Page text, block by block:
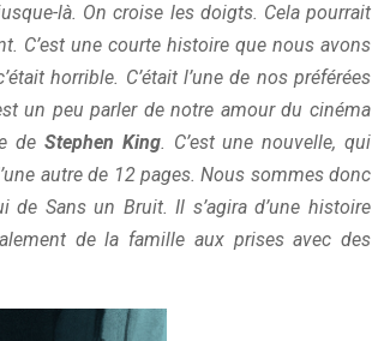
là. On croise les doigts. Cela pourrait
C’est une courte histoire que nous avons
horrible. C’était l’une de nos préférées
un peu parler de notre amour du cinéma
de Stephen King. C’est une nouvelle, qui
autre de 12 pages. Nous sommes donc
de Sans un Bruit. Il s’agira d’une histoire
de la famille aux prises avec des